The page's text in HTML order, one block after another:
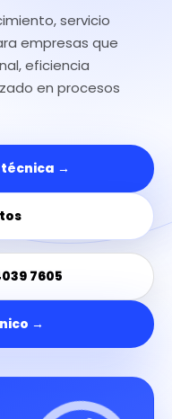
servicio
empresas que
eficiencia
en procesos
→
7605
→